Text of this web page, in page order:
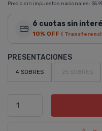
Precio sin impuestos nacionales:
6 cuotas sin
10% OFF (
PRESENTACIONES
4 SOBRES 25 SOBRES